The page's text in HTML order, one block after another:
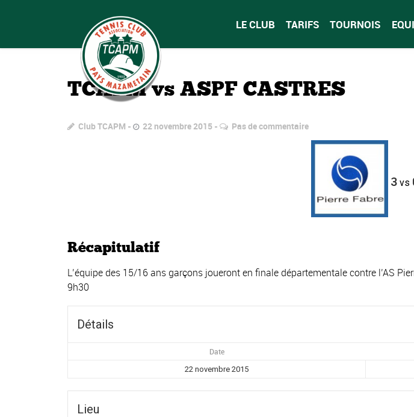
LE CLUB TARIFS TOURNOIS
TCAPM vs ASPF CASTRES
Club TCAPM 22 novembre 2015 Pas de commentaire
3vs
Récapitulatif
L’équipe des 15/16 ans garçons joueront en finale départementale contre l’AS
9h30
Détails
Date
22 novembre 2015
Lieu